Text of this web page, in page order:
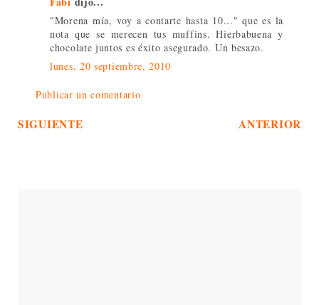
"Morena mía, voy a contarte hasta 10..." que es la
nota que se merecen tus muffins. Hierbabuena y
chocolate juntos es éxito asegurado. Un besazo.
lunes, 20 septiembre, 2010
Publicar un comentario
SIGUIENTE ANTERIOR